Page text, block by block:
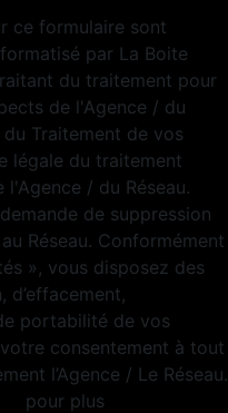
ce formulaire sont
par La Boite
du traitement pour
de l'Agence / du
du Traitement de vos
légale du traitement
/ du Réseau.
de suppression
Réseau. Conformément
», vous disposez des
portabilité de vos
consentement à tout
l’Agence / Le Réseau.
pour plus